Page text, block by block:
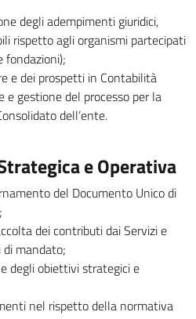
degli adempimenti giuridici,
rispetto agli organismi partecipati
fondazioni);
e dei prospetti in Contabilità
e gestione del processo per la
dell’ente.
e Operativa
del Documento Unico di
dei contributi dai Servizi e
di mandato;
degli obiettivi strategici e
nel rispetto della normativa